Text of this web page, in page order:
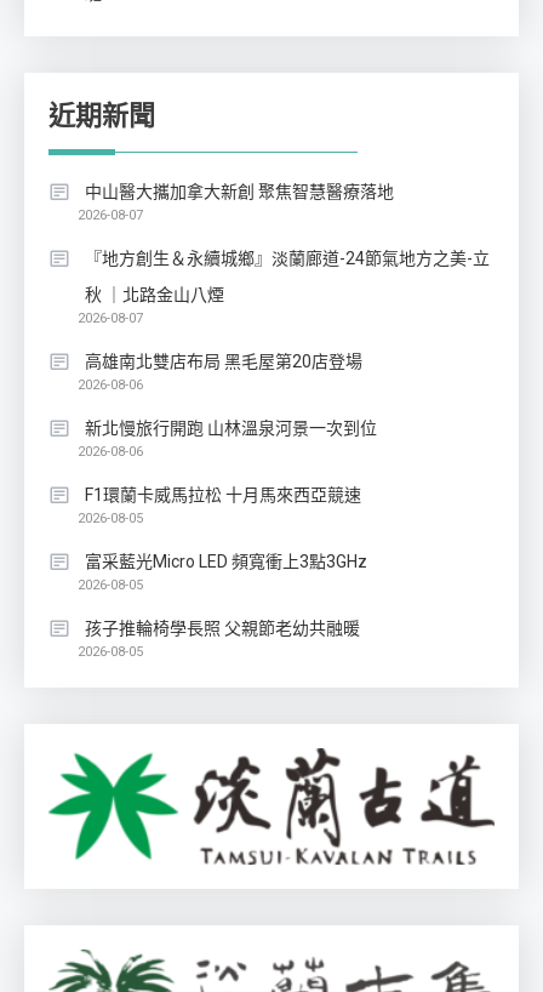
近期新聞
中山醫大攜加拿大新創 聚焦智慧醫療落地
2026-08-07
『地方創生＆永續城鄉』淡蘭廊道-24節氣地方之美-立
秋 ｜北路金山八煙
2026-08-07
高雄南北雙店布局 黑毛屋第20店登場
2026-08-06
新北慢旅行開跑 山林溫泉河景一次到位
2026-08-06
F1環蘭卡威馬拉松 十月馬來西亞競速
2026-08-05
富采藍光Micro LED 頻寬衝上3點3GHz
2026-08-05
孩子推輪椅學長照 父親節老幼共融暖
2026-08-05